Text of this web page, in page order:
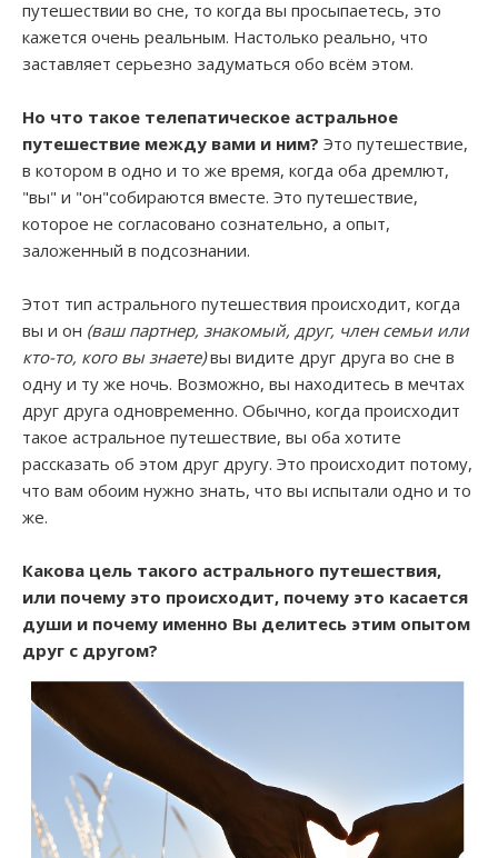
путешествии во сне, то когда вы просыпаетесь, это
кажется очень реальным. Настолько реально, что
заставляет серьезно задуматься обо всём этом.
Но что такое телепатическое астральное
путешествие между вами и ним? Это путешествие,
в котором в одно и то же время, когда оба дремлют,
"вы" и "он"собираются вместе. Это путешествие,
которое не согласовано сознательно, а опыт,
заложенный в подсознании.
Этот тип астрального путешествия происходит, когда
вы и он (ваш партнер, знакомый, друг, член семьи или
кто-то, кого вы знаете)вы видите друг друга во сне в
одну и ту же ночь. Возможно, вы находитесь в мечтах
друг друга одновременно. Обычно, когда происходит
такое астральное путешествие, вы оба хотите
рассказать об этом друг другу. Это происходит потому,
что вам обоим нужно знать, что вы испытали одно и то
же.
Какова цель такого астрального путешествия,
или почему это происходит, почему это касается
души и почему именно Вы делитесь этим опытом
друг с другом?